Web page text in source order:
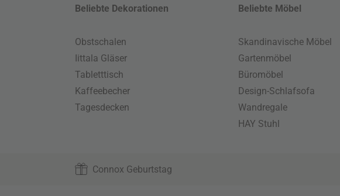
Beliebte Dekorationen
Obstschalen
Iittala Gläser
Tabletttisch
Kaffeebecher
Tagesdecken
Beliebte Möbel
Skandinavische Möbel
Gartenmöbel
Büromöbel
Design-Schlafsofa
Wandregale
HAY Stuhl
Connox Geburtstag